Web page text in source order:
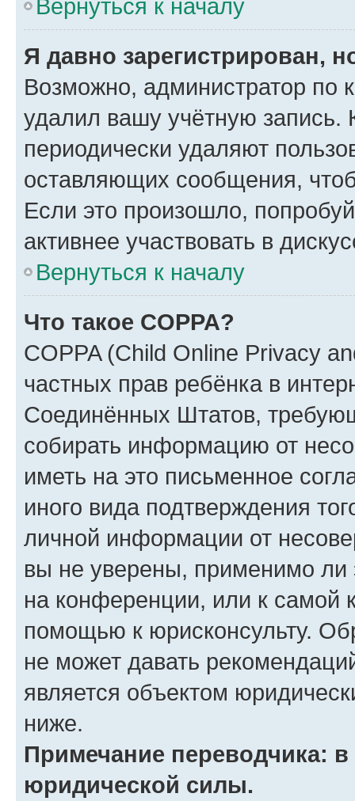
Вернуться к началу
Я давно зарегистрирован,
Возможно, администратор по
удалил вашу учётную запись.
периодически удаляют
оставляющих сообщения,
Если это произошло,
активнее участвовать в
Вернуться к началу
Что такое COPPA?
COPPA (Child Online Privacy
частных прав ребёнка в
Соединённых Штатов,
собирать информацию от
иметь на это письменное
иного вида подтверждения
личной информации от
вы не уверены, применимо ли
на конференции, или к самой
помощью к юрисконсульту.
не может давать
является объектом
ниже.
Примечание переводчика:
юридической силы.